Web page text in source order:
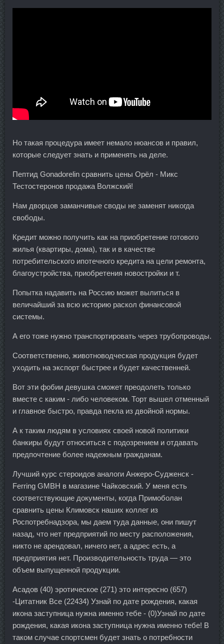
Но такая процедура имеет немало нюансов и правил,
которые следует знать и применять на деле.
Пептид Gonadorelin сравнить цены Орёл - Микс
Тестостеронов продажа Волжский!
Нам дворцов заманчивые своды не заменят никогда
свободы.
Кредит можно получить как на приобретение готового
жилья (квартиры, дома), так и в качестве
потребительского ипотечного кредита на цели ремонта,
благоустройства, приобретения новостройки и т.
Попытка надавить на Россию может вылиться в
величайший за всю историю раскол финансовой
системы.
А его тоже нужно транспортировать через трубопроводы.
Соответственно, животноводческая продукция будет
уходить на экспорт быстрее и будет качественней.
Вот эти фобии девушка сможет преодолеть только
вместе с каким - либо человеком. Торт вышел отменный
и главное быстро, правда пекла из двойной нормы.
А к таким людям в условиях своей новой политики
банкиры будут относиться с подозрением и отдавать
предпочтение более надежным гражданам.
Лучший курс стероидов аналоги Анжеро-Судженск -
Ferring GMBH в магазине Чайковский. У меня есть
соответствующие документы, когда Примоболан
сравнить цены Климовск наших коллег из
Роспотребнадзора, мы даем туда данные, они пишут
назад, что нет предприятий по месту расположения,
никто не арендовал, ничего нет, а адрес есть, а
предприятия нет. Производительность труда — это
объем выпущенной продукции.
Асадов (40) эротическое (271) это интересно (657)
-Цитатник Все (22434) Узнай по дате рождения, какая
икона заступница нужна именно тебе - (0)Узнай по дате
рождения, какая икона заступница нужна именно тебе! В
таком случае спортсмен будет знать о потребности